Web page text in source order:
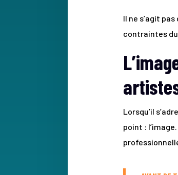
Il ne s’agit
contraintes du
Lorsqu’il
point :